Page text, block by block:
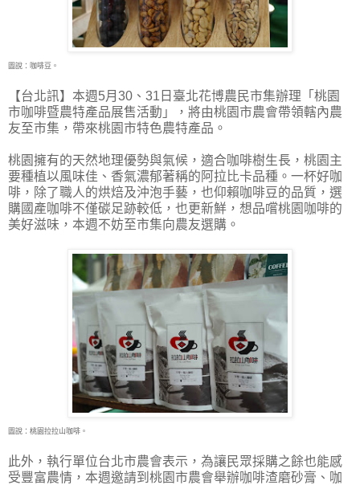
圖說：咖啡豆。
【台北訊】本週5月30、31日臺北花博農民市集辦理「桃園
市咖啡暨農特產品展售活動」，將由桃園市農會帶領轄內農
友至市集，帶來桃園市特色農特產品。
桃園擁有的天然地理優勢與氣候，適合咖啡樹生長，桃園主
要種植以風味佳、香氣濃郁著稱的阿拉比卡品種。一杯好咖
啡，除了職人的烘焙及沖泡手藝，也仰賴咖啡豆的品質，選
購國產咖啡不僅碳足跡較低，也更新鮮，想品嚐桃園咖啡的
美好滋味，本週不妨至市集向農友選購。
圖說：桃園拉拉山咖啡。
此外，執行單位台北市農會表示，為讓民眾採購之餘也能感
受豐富農情，本週邀請到桃園市農會舉辦咖啡渣磨砂膏、咖